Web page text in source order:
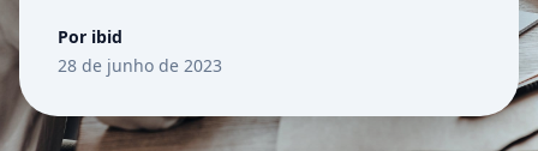
Por ibid
28 de junho de 2023